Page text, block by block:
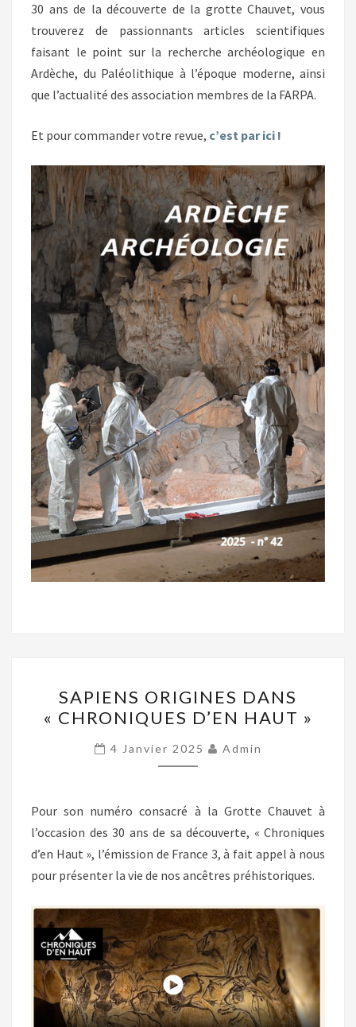
30 ans de la découverte de la grotte Chauvet, vous
trouverez de passionnants articles scientifiques
faisant le point sur la recherche archéologique en
Ardèche, du Paléolithique à l’époque moderne, ainsi
que l’actualité des association membres de la FARPA.
Et pour commander votre revue, c’est par ici !
ORIGINES
DANS
« CHRONIQUES
D’EN
SAPIENS ORIGINES DANS
« CHRONIQUES D’EN HAUT »
4 Janvier 2025 Admin
Pour son numéro consacré à la Grotte Chauvet à
l’occasion des 30 ans de sa découverte, « Chroniques
d’en Haut », l’émission de France 3, à fait appel à nous
pour présenter la vie de nos ancêtres préhistoriques.